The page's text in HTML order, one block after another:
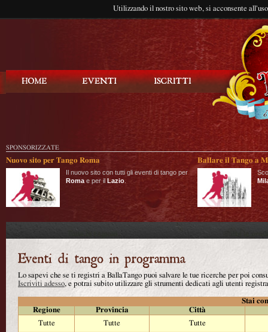
Utilizzando il nostro sito web, si acconsente
SPONSORIZZATE
Nuovo sito per Tango Roma
Il nuovo sito con tutti gli eventi di tango per
Roma e per il Lazio
Ballare il Tango a
Lo sapevi che se ti registri a BallaTango puoi salvare le tue ricerche per poi
Iscriviti adesso, e potrai subito utilizzare gli strumenti dedicati agli utenti
Stai
Regione
Provincia
Città
Tutte
Tutte
Tutte